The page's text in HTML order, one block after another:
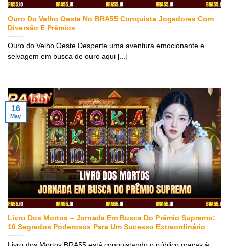
Ouro Do Velho Oeste No BRA55 Conquista Jogadores Com
Diversão E Prêmios
Ouro do Velho Oeste Desperte uma aventura emocionante e
selvagem em busca de ouro aqui [...]
Livro Dos Mortos – Jornada Em Busca Do Prêmio Supremo:
10 Segredos Poderosos Para Um Sucesso Extraordinário
16
May